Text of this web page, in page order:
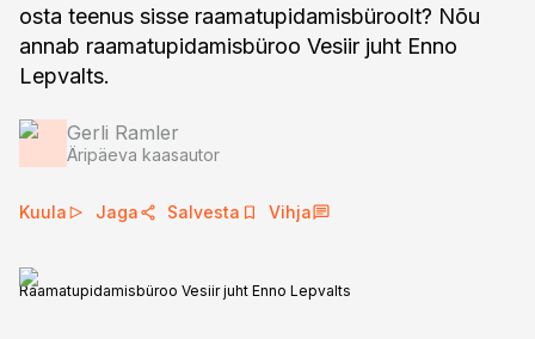
osta teenus sisse raamatupidamisbüroolt? Nõu
annab raamatupidamisbüroo Vesiir juht Enno
Lepvalts.
Gerli Ramler
Äripäeva kaasautor
Kuula Jaga Salvesta Vihja
Raamatupidamisbüroo Vesiir juht Enno Lepvalts